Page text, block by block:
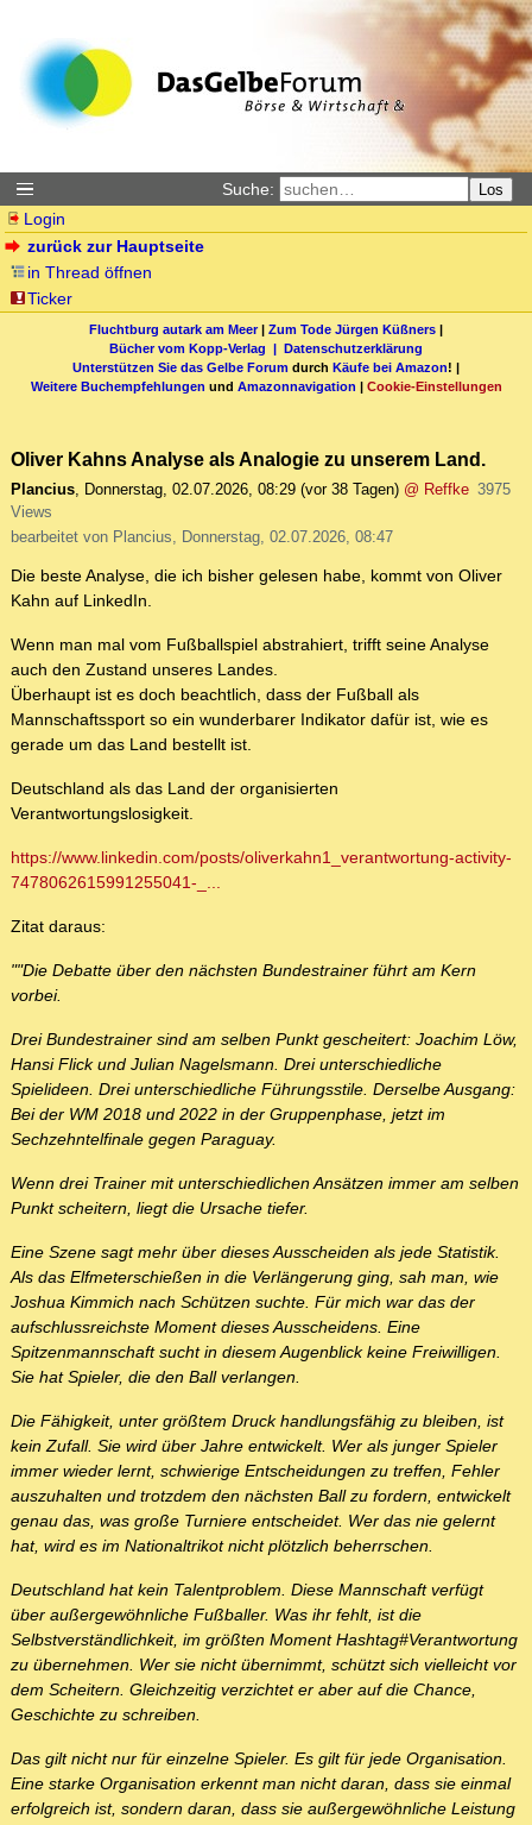
Suche: Los
Login
zurück zur Hauptseite
in Thread öffnen
Ticker
Fluchtburg autark am Meer| Zum Tode Jürgen Küßners |
Bücher vom Kopp-Verlag | Datenschutzerklärung
Unterstützen Sie das Gelbe Forum durch Käufe bei Amazon! |
Weitere Buchempfehlungen und Amazonnavigation | Cookie-Einstellungen
Oliver Kahns Analyse als Analogie zu unserem Land.
Plancius, Donnerstag, 02.07.2026, 08:29 (vor 38 Tagen) @ Reffke 3975
Views
bearbeitet von Plancius, Donnerstag, 02.07.2026, 08:47
Die beste Analyse, die ich bisher gelesen habe, kommt von Oliver
Kahn auf LinkedIn.
Wenn man mal vom Fußballspiel abstrahiert, trifft seine Analyse
auch den Zustand unseres Landes.
Überhaupt ist es doch beachtlich, dass der Fußball als
Mannschaftssport so ein wunderbarer Indikator dafür ist, wie es
gerade um das Land bestellt ist.
Deutschland als das Land der organisierten
Verantwortungslosigkeit.
https://www.linkedin.com/posts/oliverkahn1_verantwortung-activity-
7478062615991255041-_...
Zitat daraus:
""Die Debatte über den nächsten Bundestrainer führt am Kern
vorbei.
Drei Bundestrainer sind am selben Punkt gescheitert: Joachim Löw,
Hansi Flick und Julian Nagelsmann. Drei unterschiedliche
Spielideen. Drei unterschiedliche Führungsstile. Derselbe Ausgang:
Bei der WM 2018 und 2022 in der Gruppenphase, jetzt im
Sechzehntelfinale gegen Paraguay.
Wenn drei Trainer mit unterschiedlichen Ansätzen immer am selben
Punkt scheitern, liegt die Ursache tiefer.
Eine Szene sagt mehr über dieses Ausscheiden als jede Statistik.
Als das Elfmeterschießen in die Verlängerung ging, sah man, wie
Joshua Kimmich nach Schützen suchte. Für mich war das der
aufschlussreichste Moment dieses Ausscheidens. Eine
Spitzenmannschaft sucht in diesem Augenblick keine Freiwilligen.
Sie hat Spieler, die den Ball verlangen.
Die Fähigkeit, unter größtem Druck handlungsfähig zu bleiben, ist
kein Zufall. Sie wird über Jahre entwickelt. Wer als junger Spieler
immer wieder lernt, schwierige Entscheidungen zu treffen, Fehler
auszuhalten und trotzdem den nächsten Ball zu fordern, entwickelt
genau das, was große Turniere entscheidet. Wer das nie gelernt
hat, wird es im Nationaltrikot nicht plötzlich beherrschen.
Deutschland hat kein Talentproblem. Diese Mannschaft verfügt
über außergewöhnliche Fußballer. Was ihr fehlt, ist die
Selbstverständlichkeit, im größten Moment Hashtag#Verantwortung
zu übernehmen. Wer sie nicht übernimmt, schützt sich vielleicht vor
dem Scheitern. Gleichzeitig verzichtet er aber auf die Chance,
Geschichte zu schreiben.
Das gilt nicht nur für einzelne Spieler. Es gilt für jede Organisation.
Eine starke Organisation erkennt man nicht daran, dass sie einmal
erfolgreich ist, sondern daran, dass sie außergewöhnliche Leistung